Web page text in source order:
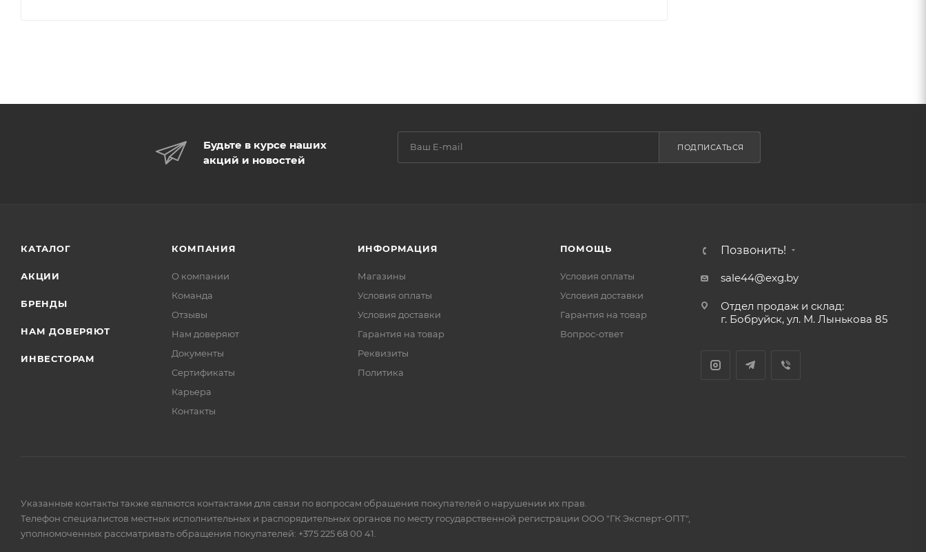
Будьте в курсе наших
акций и новостей
ПОДПИСАТЬСЯ
КАТАЛОГ
АКЦИИ
БРЕНДЫ
НАМ ДОВЕРЯЮТ
ИНВЕСТОРАМ
КОМПАНИЯ
О компании
Команда
Отзывы
Нам доверяют
Документы
Сертификаты
Карьера
Контакты
ИНФОРМАЦИЯ
Магазины
Условия оплаты
Условия доставки
Гарантия на товар
Реквизиты
Политика
ПОМОЩЬ
Условия оплаты
Условия доставки
Гарантия на товар
Вопрос-ответ
Позвонить!
sale44@exg.by
Отдел продаж и склад:
г. Бобруйск, ул. М. Лынькова 85
Указанные контакты также являются контактами для связи по вопросам обращения покупателей о нарушении их прав.
Телефон специалистов местных исполнительных и распорядительных органов по месту государственной регистрации ООО "ГК Эксперт-ОПТ",
уполномоченных рассматривать обращения покупателей: +375 225 68 00 41.